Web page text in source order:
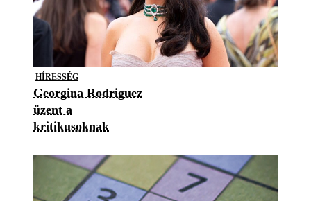
HÍRESSÉG
Georgina Rodriguez
üzent a
kritikusoknak